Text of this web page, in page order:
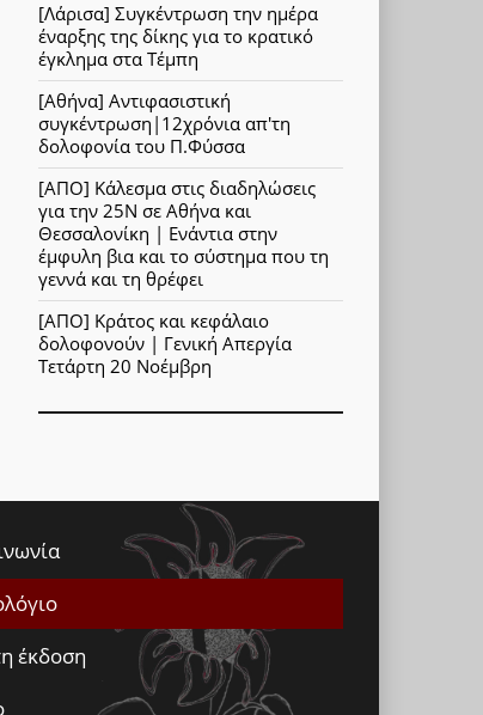
[Λάρισα] Συγκέντρωση την ημέρα
έναρξης της δίκης για το κρατικό
έγκλημα στα Τέμπη
[Αθήνα] Αντιφασιστική
συγκέντρωση|12χρόνια απ'τη
δολοφονία του Π.Φύσσα
[ΑΠΟ] Κάλεσμα στις διαδηλώσεις
για την 25Ν σε Αθήνα και
Θεσσαλονίκη | Ενάντια στην
έμφυλη βια και το σύστημα που τη
γεννά και τη θρέφει
[ΑΠΟ] Κράτος και κεφάλαιο
δολοφονούν | Γενική Απεργία
Τετάρτη 20 Νοέμβρη
έκδοση